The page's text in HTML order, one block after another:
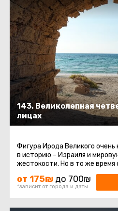
143. Великолепная
лицах
Фигура Ирода Великого
в историю – Израиля и
жестокости. Но в то же время
от 175₪ до 700₪
*зависит от города и даты